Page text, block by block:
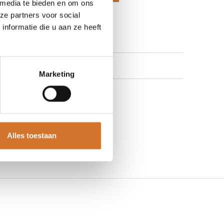
te bieden en om ons
partners voor social
die u aan ze heeft
Marketing
Alles toestaan
aan verlanglijst